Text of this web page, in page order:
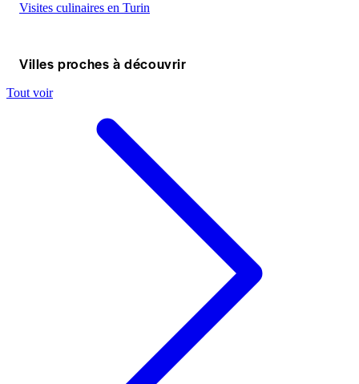
Visites culinaires en Turin
Villes proches à découvrir
Tout voir